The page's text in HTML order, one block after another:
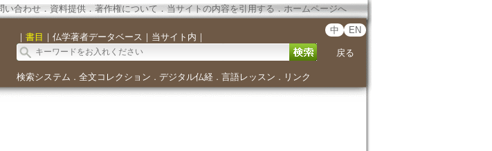
い合わせ． 資料提供． 著作権について．当サイトの内容を引用する ． ホームページへ
｜ 書目 ｜ 仏学著者データベース ｜ 当サイト内 ｜
中 EN
戻る
検索システム ． 全文コレクション ． デジタル仏経． 言語レッスン ． リンク